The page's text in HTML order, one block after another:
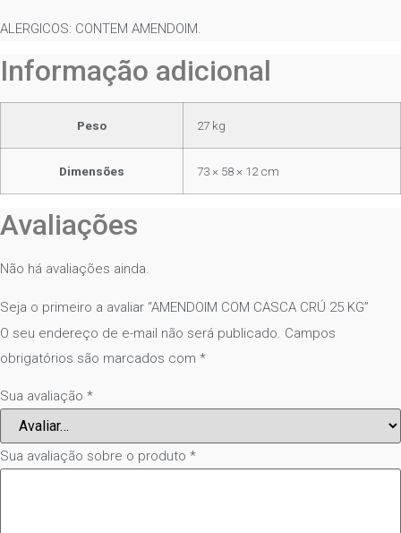
ALERGICOS: CONTEM AMENDOIM.
Informação adicional
Peso 27 kg
Dimensões 73 × 58 × 12 cm
Avaliações
Não há avaliações ainda.
Seja o primeiro a avaliar “AMENDOIM COM CASCA CRÚ 25 KG”
O seu endereço de e-mail não será publicado. Campos
obrigatórios são marcados com *
Sua avaliação *
Sua avaliação sobre o produto *